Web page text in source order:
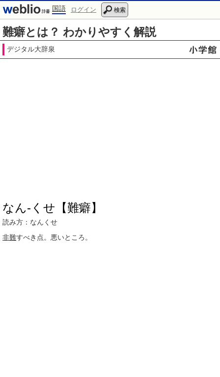
国語 ログイン 検索
難癖とは？ わかりやすく解説
デジタル大辞泉
なん‐くせ【難癖】
読み方：なんくせ
非難すべき点。悪いところ。